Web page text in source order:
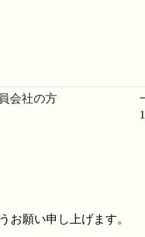
会社の方